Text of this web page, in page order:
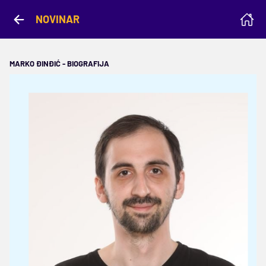
NOVINAR
MARKO ĐINĐIĆ - BIOGRAFIJA